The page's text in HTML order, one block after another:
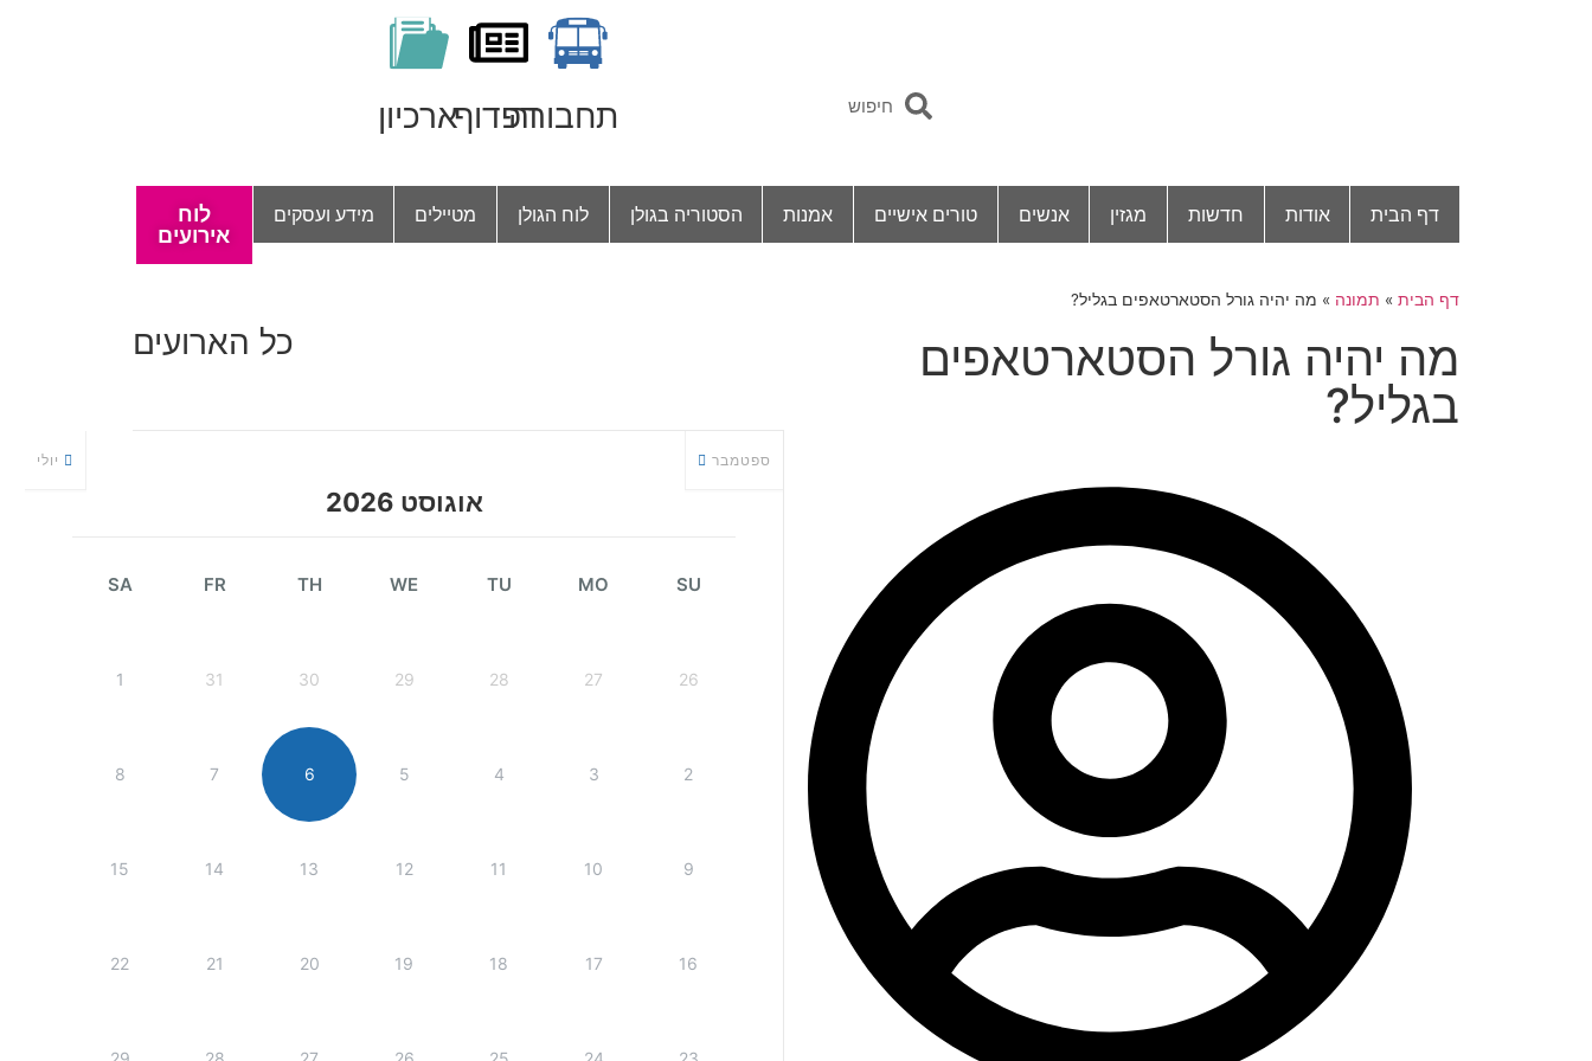
תחבורהדפדוףארכיון
דף הבית אודות חדשות מגזין אנשים טורים אישיים אמנות הסטוריה בגולן לוח הגולן מטיילים מידע ועסקים
לוח
אירועים
דף הבית » תמונה » מה יהיה גורל הסטארטאפים בגליל?
מה יהיה גורל הסטארטאפים
בגליל?
כל הארועים
יולי
אוגוסט 2026
ספטמבר
SU
MO
TU
WE
TH
FR
SA
26
27
28
29
30
31
1
2
3
4
5
6
7
8
9
10
11
12
13
14
15
16
17
18
19
20
21
22